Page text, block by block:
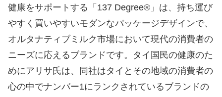
健康をサポートする「137 Degree®」は、持ち運び
やすく買いやすいモダンなパッケージデザインで、
オルタナティブミルク市場において現代の消費者の
ニーズに応えるブランドです。タイ国民の健康のた
めにアリサ氏は、同社はタイとその地域の消費者の
心の中でナンバー1にランクされているブランドの